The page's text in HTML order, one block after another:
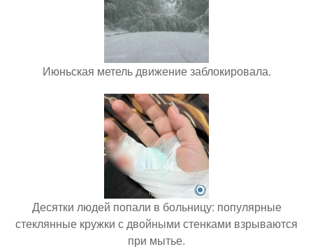
Июньская метель движение заблокировала.
Десятки людей попали в больницу: популярные
стеклянные кружки с двойными стенками взрываются
при мытье.